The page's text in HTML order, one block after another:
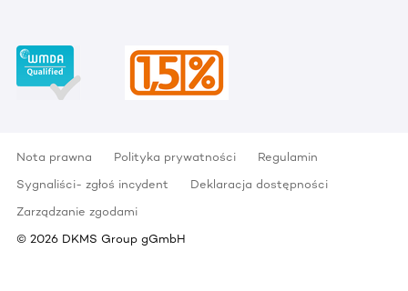
Nota prawna Polityka prywatności
Regulamin
Sygnaliści- zgłoś incydent
Deklaracja dostępności
Zarządzanie zgodami
© 2026 DKMS Group gGmbH